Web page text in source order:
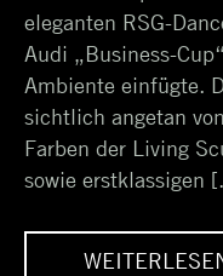
eleganten RSG-
Audi „Business-
Ambiente einfügte.
sichtlich angetan
Farben der Living
sowie erstklassigen